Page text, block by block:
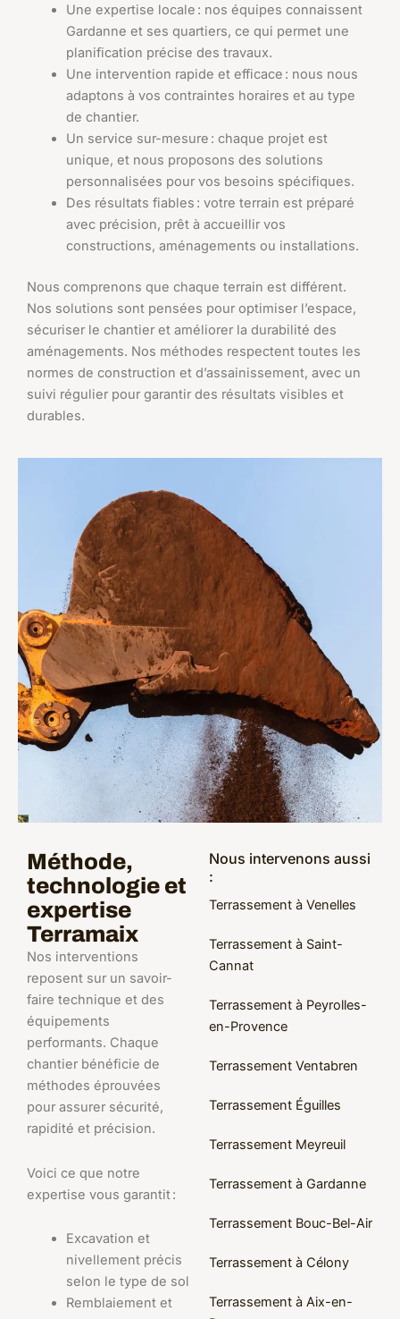
Une expertise locale : nos équipes connaissent
Gardanne et ses quartiers, ce qui permet une
planification précise des travaux.
Une intervention rapide et efficace : nous nous
adaptons à vos contraintes horaires et au type
de chantier.
Un service sur-mesure : chaque projet est
unique, et nous proposons des solutions
personnalisées pour vos besoins spécifiques.
Des résultats fiables : votre terrain est préparé
avec précision, prêt à accueillir vos
constructions, aménagements ou installations.
Nous comprenons que chaque terrain est différent.
Nos solutions sont pensées pour optimiser l’espace,
sécuriser le chantier et améliorer la durabilité des
aménagements. Nos méthodes respectent toutes les
normes de construction et d’assainissement, avec un
suivi régulier pour garantir des résultats visibles et
durables.
Méthode,
technologie et
expertise
Terramaix
Nos interventions
reposent sur un savoir-
faire technique et des
équipements
performants. Chaque
chantier bénéficie de
méthodes éprouvées
pour assurer sécurité,
rapidité et précision.
Voici ce que notre
expertise vous garantit :
Excavation et
nivellement précis
selon le type de sol
Remblaiement et
Nous intervenons aussi
:
Terrassement à Venelles
Terrassement à Saint-
Cannat
Terrassement à Peyrolles-
en-Provence
Terrassement Ventabren
Terrassement Éguilles
Terrassement Meyreuil
Terrassement à Gardanne
Terrassement Bouc-Bel-Air
Terrassement à Célony
Terrassement à Aix-en-